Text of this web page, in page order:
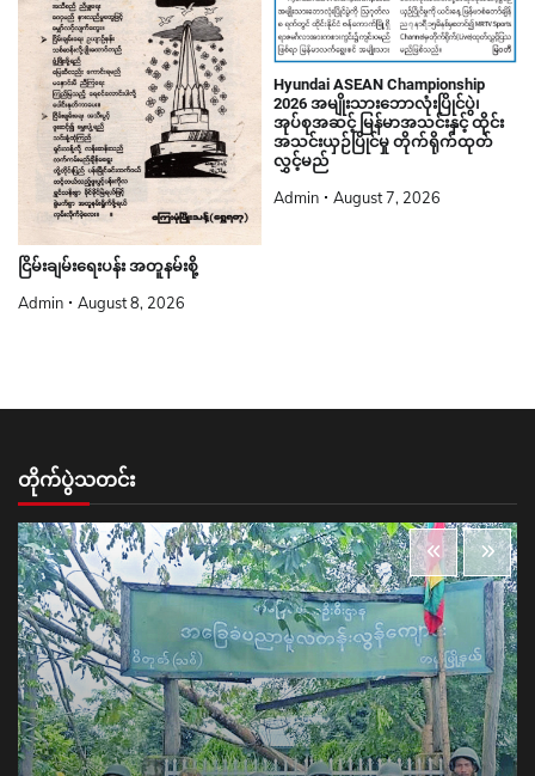
ငြိမ်းချမ်းရေးပန်း အတူနမ်းစို့
Admin August 8, 2026
Hyundai ASEAN Championship
2026 အမျိုးသားဘောလုံးပြိုင်ပွဲ၊
အုပ်စုအဆင့် မြန်မာအသင်းနှင့် ထိုင်း
အသင်းယှဉ်ပြိုင်မှု တိုက်ရိုက်ထုတ်
လွှင့်မည်
Admin August 7, 2026
တိုက်ပွဲသတင်း